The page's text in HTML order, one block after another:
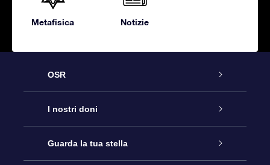
Metafisica Notizie
OSR
Assistenza
Contattaci
I nostri doni
Online Star Gift
Guarda la tua stella